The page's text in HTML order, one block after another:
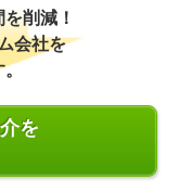
削減！
会社を
を